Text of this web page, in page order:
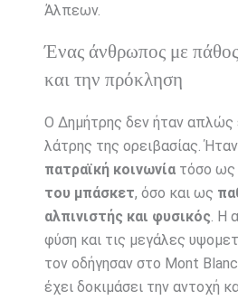
Άλπεων.
Ένας άνθρωπος με
και την πρόκληση
Ο Δημήτρης δεν ήταν απλώς
λάτρης της ορειβασίας. Ήταν
πατραϊκή κοινωνίατόσο ως
του μπάσκετ, όσο και ως
αλπινιστής και φυσικός. Η
φύση και τις μεγάλες
τον οδήγησαν στο Mont
έχει δοκιμάσει την αντοχή